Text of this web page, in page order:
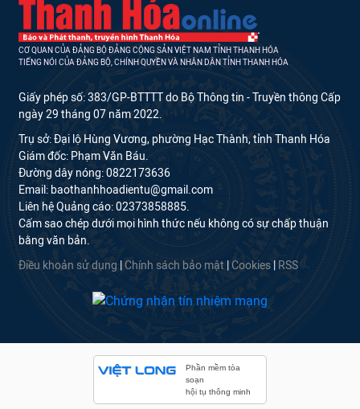
CƠ QUAN CỦA ĐẢNG BỘ ĐẢNG CỘNG SẢN VIỆT NAM TỈNH THANH HÓA
TIẾNG NÓI CỦA ĐẢNG BỘ, CHÍNH QUYỀN VÀ NHÂN DÂN TỈNH THANH HÓA
Giấy phép số: 383/GP-BTTTT do Bộ Thông tin - Truyền thông Cấp
ngày 29 tháng 07 năm 2022.
Trụ sở: Đại lộ Hùng Vương, phường Hạc Thành, tỉnh Thanh Hóa
Giám đốc: Phạm Văn Báu.
Đường dây nóng: 0822173636
Email: baothanhhoadientu@gmail.com
Liên hệ Quảng cáo: 02373858885.
Cấm sao chép dưới mọi hình thức nếu không có sự chấp thuận
bằng văn bản.
Điều khoản sử dụng Chính sách bảo mật Cookies RSS
Phần mềm tòa
soạn
hội tụ thông minh